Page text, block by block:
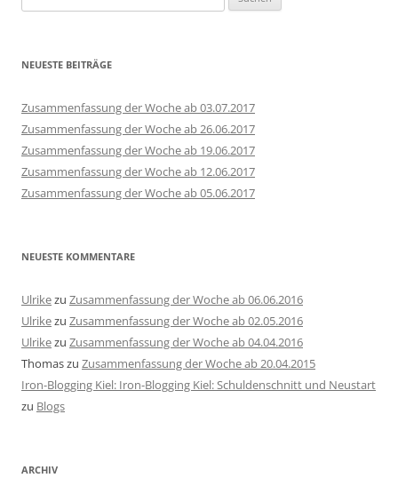
nach:
NEUESTE BEITRÄGE
Zusammenfassung der Woche ab 03.07.2017
Zusammenfassung der Woche ab 26.06.2017
Zusammenfassung der Woche ab 19.06.2017
Zusammenfassung der Woche ab 12.06.2017
Zusammenfassung der Woche ab 05.06.2017
NEUESTE KOMMENTARE
Ulrikezu Zusammenfassung der Woche ab 06.06.2016
Ulrikezu Zusammenfassung der Woche ab 02.05.2016
Ulrikezu Zusammenfassung der Woche ab 04.04.2016
Thomaszu Zusammenfassung der Woche ab 20.04.2015
Iron-Blogging Kiel: Iron-Blogging Kiel: Schuldenschnitt und Neustart
zu Blogs
ARCHIV